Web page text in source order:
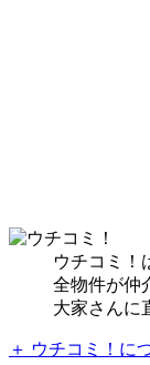
ウチコミ！
全物件が仲
大家さんに
＋ ウチコミ！に